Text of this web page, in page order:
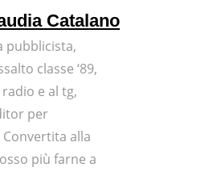
Catalano
pubblicista,
classe ‘89,
e al tg,
per
alla
più farne a